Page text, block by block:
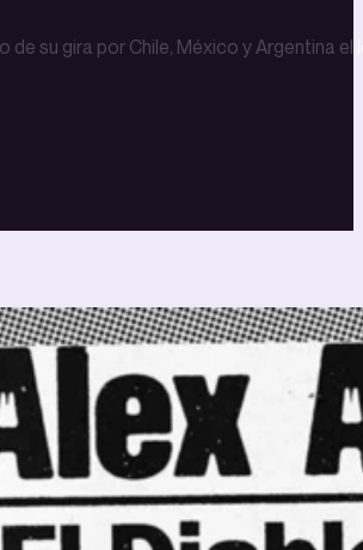
de su gira por Chile, México y Argentina